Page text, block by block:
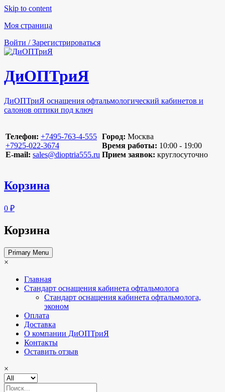
Skip to content
Моя страница
Войти / Зарегистрироваться
ДиОПТриЯ
ДиОПТриЯ оснащения офтальмологический кабинетов и
салонов оптики под ключ
Телефон: ‪+7495-763-4-555‬
‪+7925-022-3674‬
E-mail: sales@dioptria555.ru
Город: Москва
Время работы: 10:00 - 19:00
Прием заявок: круглосуточно
Корзина
0 ₽
Корзина
Primary Menu
×
Главная
Стандарт оснащения кабинета офтальмолога
Стандарт оснащения кабинета офтальмолога,
эконом
Оплата
Доставка
О компании ДиОПТриЯ
Контакты
Оставить отзыв
×